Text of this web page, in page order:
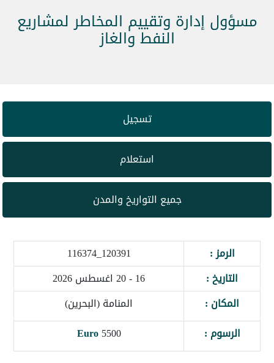
مسؤول إدارة وتقييم المخاطر لمشاريع
النفط والغاز
تسجيل
استعلام
جميع التواريخ والمدن
الرمز :
120391_116374
التاريخ :
16 - 20 اغسطس 2026
المكان :
المنامة (البحرين)
الرسوم :
5500
Euro